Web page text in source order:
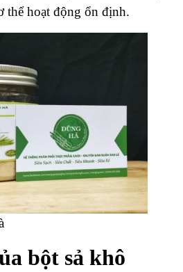
thể hoạt động ổn định.
bột sả khô